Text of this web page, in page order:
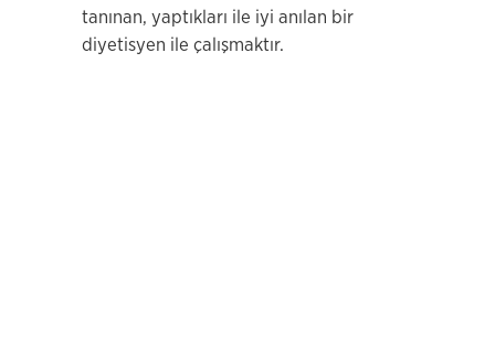
tanınan, yaptıkları ile iyi anılan bir
diyetisyen ile çalışmaktır.